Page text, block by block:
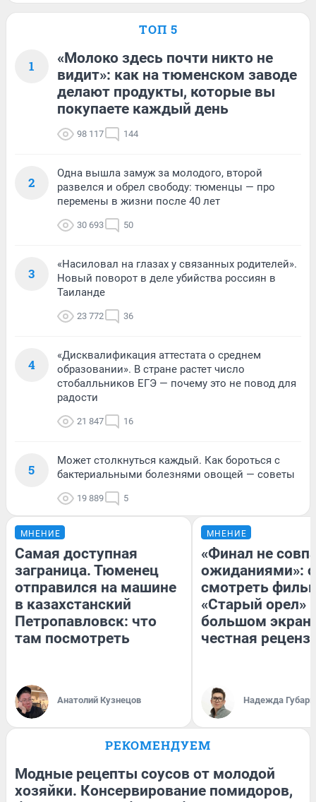
ТОП 5
1
«Молоко здесь почти никто не
видит»: как на тюменском заводе
делают продукты, которые вы
покупаете каждый день
98 117 144
2
Одна вышла замуж за молодого, второй
развелся и обрел свободу: тюменцы — про
перемены в жизни после 40 лет
30 693 50
3
«Насиловал на глазах у связанных родителей».
Новый поворот в деле убийства россиян в
Таиланде
23 772 36
4
«Дисквалификация аттестата о среднем
образовании». В стране растет число
стобалльников ЕГЭ — почему это не повод для
радости
21 847 16
5
Может столкнуться каждый. Как бороться с
бактериальными болезнями овощей — советы
19 889 5
МНЕНИЕ
Самая доступная
заграница. Тюменец
отправился на машине
в казахстанский
Петропавловск: что
там посмотреть
Анатолий Кузнецов
МНЕНИЕ
«Финал не
ожиданиями»:
смотреть
«Старый орел»
большом
честная
Надежда Губарь
РЕКОМЕНДУЕМ
Модные рецепты соусов от молодой
хозяйки. Консервирование помидоров,